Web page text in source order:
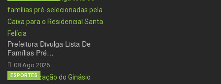
Prefeitura Divulga Lista De
Famílias Pré…
08 Ago 2026
ESPORTES